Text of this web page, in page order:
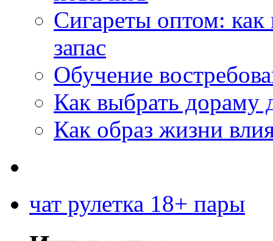
Сигареты оптом:
запас
Обучение
Как выбрать дораму
Как образ жизни
чат рулетка 18+ пары